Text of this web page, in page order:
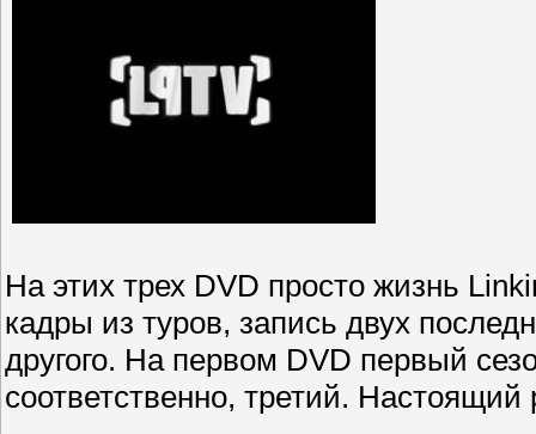
На этих трех DVD просто жизнь
кадры из туров, запись двух
другого. На первом DVD первый
соответственно, третий.